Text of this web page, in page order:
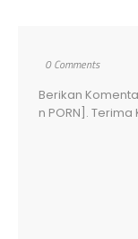
0 Comments
Berikan
n PORN]. Terima